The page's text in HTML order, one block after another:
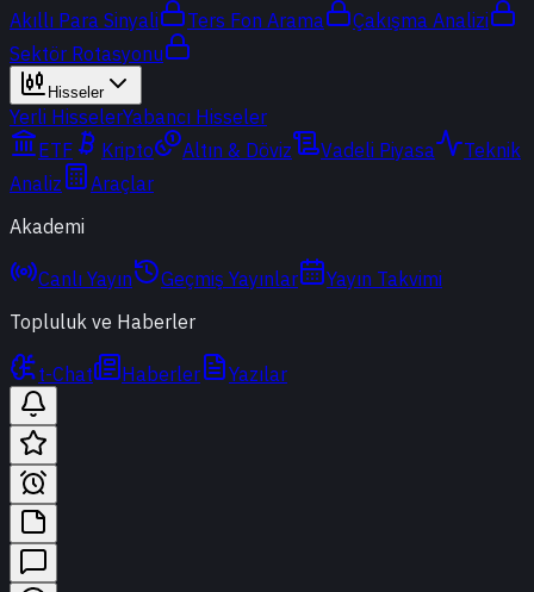
Akıllı Para Sinyali
Ters Fon Arama
Çakışma Analizi
Sektör Rotasyonu
Hisseler
Yerli HisselerYabancı Hisseler
ETF
Kripto Altın & Döviz Vadeli Piyasa
Teknik
Analiz
Araçlar
Akademi
Canlı Yayın Geçmiş Yayınlar
Yayın Takvimi
Topluluk ve Haberler
t-Chat Haberler Yazılar